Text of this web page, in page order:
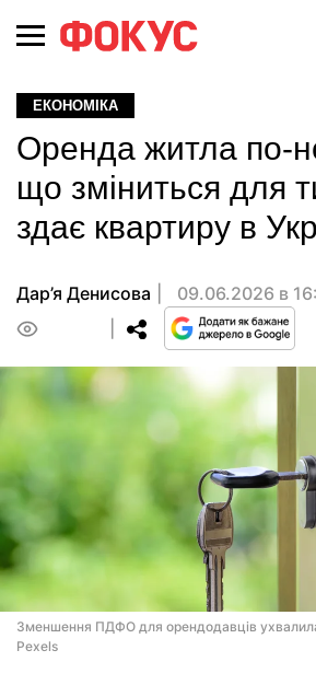
ЕКОНОМІКА
Оренда житла по-
що зміниться для
здає квартиру в
Дар’я Денисова
09.06.2026 в
Зменшення ПДФО для орендодавців
Pexels